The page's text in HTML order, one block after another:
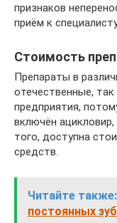
признаков
приём к
Стоимость
Препараты в
отечественные,
предприятия,
включён
того, доступна
средств.
Читайте также:
постоянных